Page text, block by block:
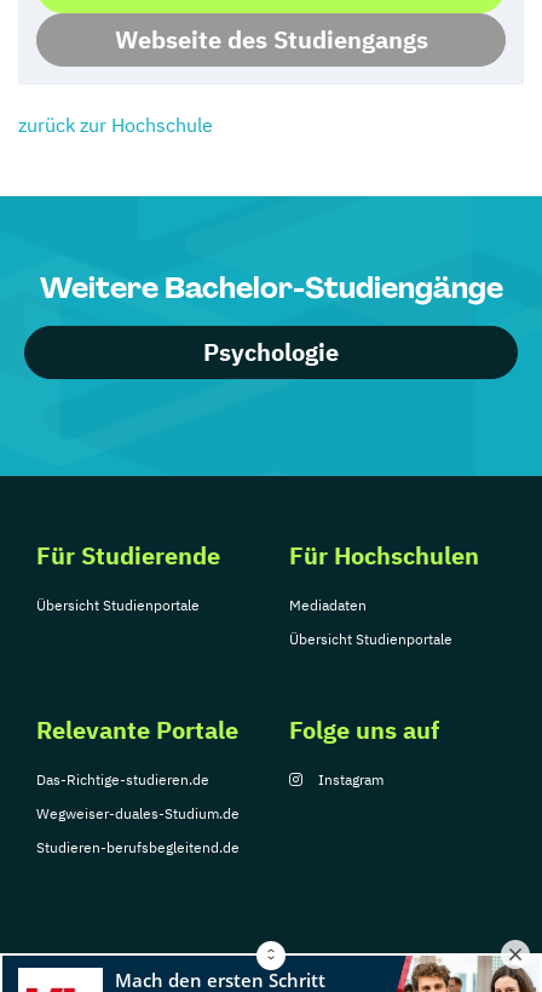
Webseite des Studiengangs
zurück zur Hochschule
Weitere Bachelor-Studiengänge
Psychologie
Für Studierende
Übersicht Studienportale
Für Hochschulen
Mediadaten
Übersicht Studienportale
Relevante Portale
Das-Richtige-studieren.de
Wegweiser-duales-Studium.de
Studieren-berufsbegleitend.de
Folge uns auf
Instagram